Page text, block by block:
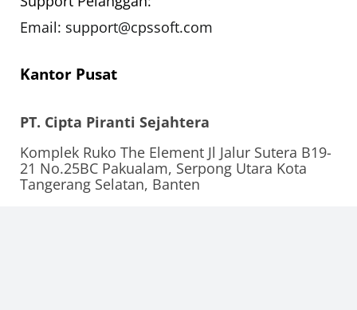
Email: support@cpssoft.com
Kantor Pusat
PT. Cipta Piranti Sejahtera
Komplek Ruko The Element Jl Jalur Sutera B19-
21 No.25BC Pakualam, Serpong Utara Kota
Tangerang Selatan, Banten